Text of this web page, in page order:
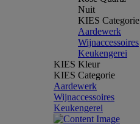
Nuit
KIES Categorie
Aardewerk
Wijnaccessoires
Keukengerei
KIES Kleur
KIES Categorie
Aardewerk
Wijnaccessoires
Keukengerei